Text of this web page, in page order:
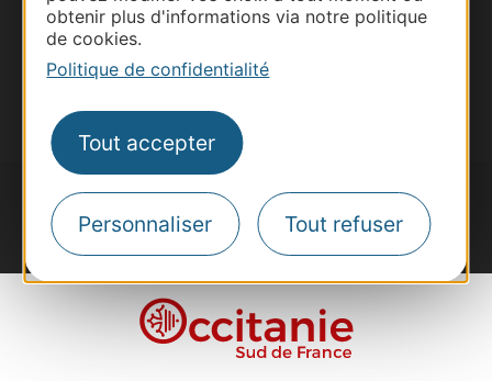
obtenir plus d'informations via notre politique
de cookies.
Politique de confidentialité
Tout accepter
Personnaliser Tout refuser
Inscrivez-vous à la lettre d'information
Destination Occitanie pour recevoir des
#VoyageOccitanie